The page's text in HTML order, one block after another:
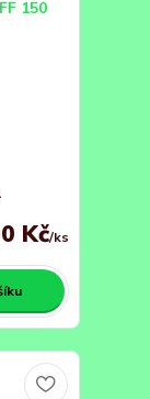
Kč/ks